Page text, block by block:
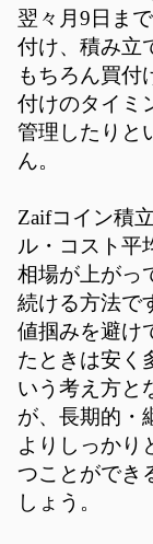
翌々月9日ま
付け、積み立
もちろん買付
付けのタイミ
管理したりと
ん。
Zaifコイン積
ル・コスト平
相場が上がっ
続ける方法で
値掴みを避け
たときは安く
いう考え方と
が、長期的・
よりしっかり
つことができ
しょう。